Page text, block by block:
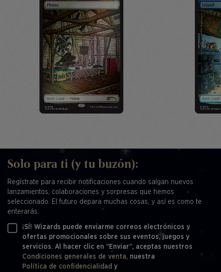
Solo para ti (y tu buzón):
Regístrate para recibir notificaciones cuando salgan nuevos
lanzamientos, colaboraciones y sorpresas que hemos
seleccionado. El futuro depara muchas cosas, y así es como te
enterarás.
¡SÍ! Wizards puede enviarme correos electrónicos y
ofertas promocionales sobre sus eventos, juegos y
servicios. Al hacer clic en “Enviar”, aceptas nuestros
Condiciones generales de venta, nuestra
Política de confidencialidad y